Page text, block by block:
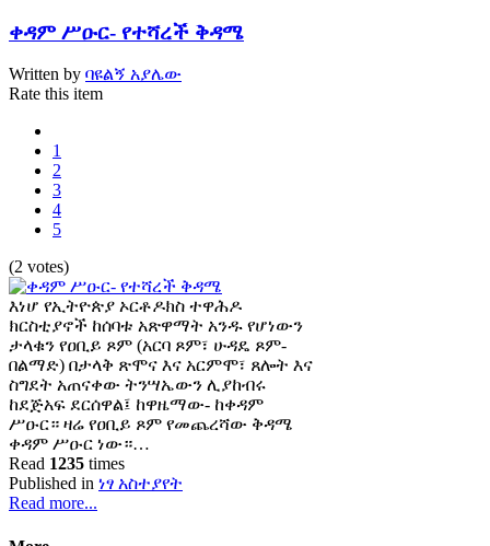
ቀዳም ሥዑር- የተሻረች ቅዳሜ
Written by ባዩልኝ አያሌው
Rate this item
1
2
3
4
5
(2 votes)
እነሆ የኢትዮጵያ ኦርቶዶክስ ተዋሕዶ
ክርስቲያኖች ከሰባቱ አጽዋማት አንዱ የሆነውን
ታላቁን የዐቢይ ጾም (አርባ ጾም፣ ሁዳዴ ጾም-
በልማድ) በታላቅ ጽሞና እና አርምሞ፣ ጸሎት እና
ስግደት አጠናቀው ትንሣኤውን ሊያከብሩ
ከደጅአፍ ደርሰዋል፤ ከዋዜማው- ከቀዳም
ሥዑር። ዛሬ የዐቢይ ጾም የመጨረሻው ቅዳሜ
ቀዳም ሥዑር ነው።…
Read 1235 times
Published in ነፃ አስተያየት
Read more...